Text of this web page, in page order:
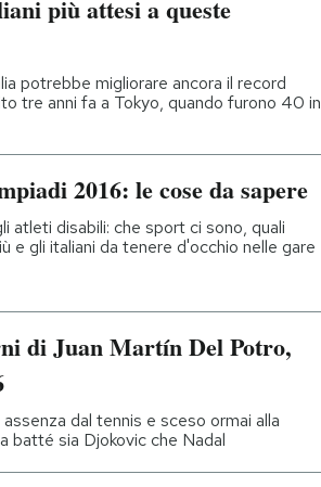
più attesi a queste
potrebbe migliorare ancora il record
tre anni fa a Tokyo, quando furono 40 in
2016: le cose da sapere
atleti disabili: che sport ci sono, quali
e gli italiani da tenere d'occhio nelle gare
di Juan Martín Del Potro,
dal tennis e sceso ormai alla
batté sia Djokovic che Nadal